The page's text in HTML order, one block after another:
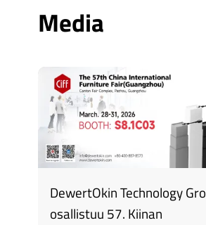
Media
DewertOkin Technology
osallistuu 57. Kiinan